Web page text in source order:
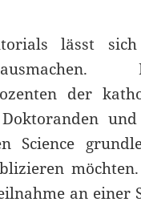
lässt
der
Science
an einer